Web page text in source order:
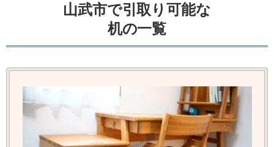
山武市で引取り可能な
机の一覧